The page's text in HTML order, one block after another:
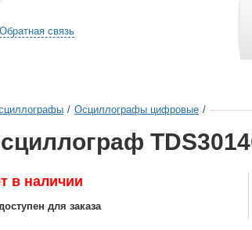
Обратная связь
/ Осциллографы цифровые /
в наличии
для заказа